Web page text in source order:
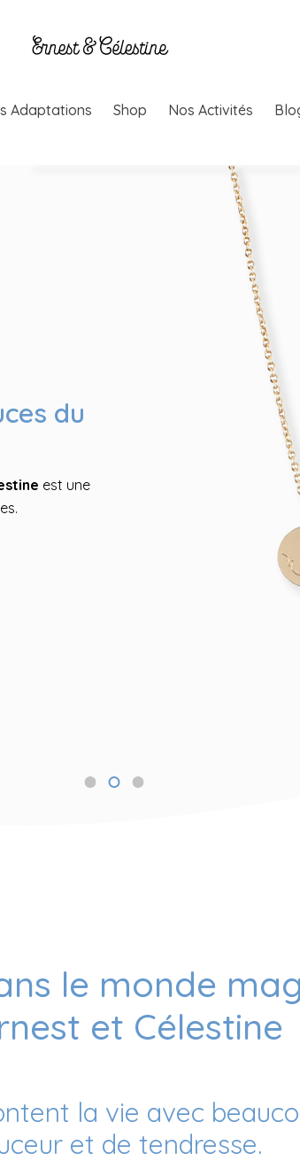
Adaptations Shop Nos Activités
comme à
du
est une
le monde
et Célestine
la vie avec
et de tendresse.